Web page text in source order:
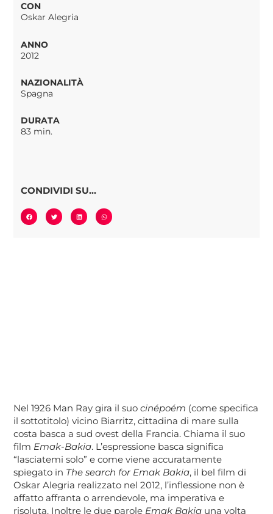
CON
Oskar Alegria
ANNO
2012
NAZIONALITÀ
Spagna
DURATA
83 min.
CONDIVIDI SU...
Nel 1926 Man Ray gira il suocinépoém (come specifica
il sottotitolo) vicino Biarritz, cittadina di mare sulla
costa basca a sud ovest della Francia. Chiama il suo
film Emak-Bakia. L’espressione basca significa
“lasciatemi solo” e come viene accuratamente
spiegato in The search for Emak Bakia, il bel film di
Oskar Alegria realizzato nel 2012, l’inflessione non è
affatto affranta o arrendevole, ma imperativa e
risoluta. Inoltre le due parole Emak Bakia una volta